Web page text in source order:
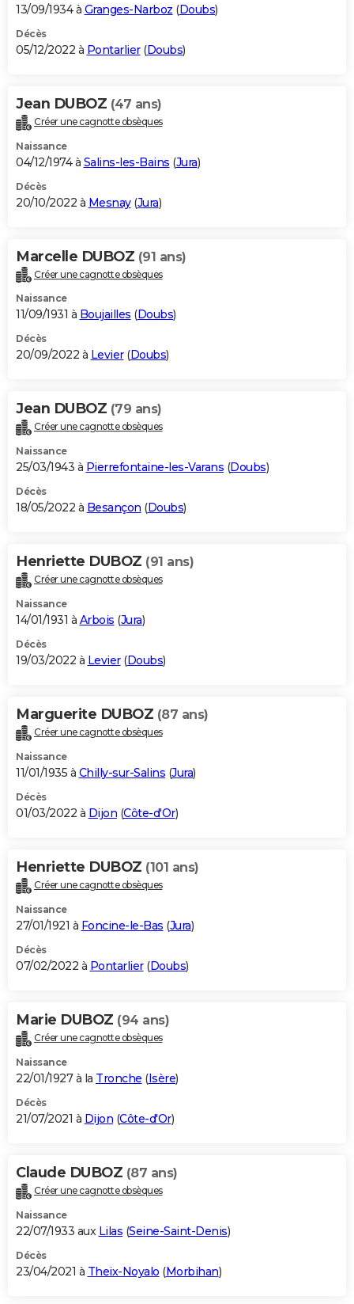
13/09/1934 à Granges-Narboz (Doubs)
Décès
05/12/2022 à Pontarlier(Doubs)
Jean DUBOZ (47 ans)
Créer une cagnotte obsèques
Naissance
04/12/1974 à Salins-les-Bains (Jura)
Décès
20/10/2022 à Mesnay(Jura)
Marcelle DUBOZ (91 ans)
Créer une cagnotte obsèques
Naissance
11/09/1931 à Boujailles (Doubs)
Décès
20/09/2022 à Levier(Doubs)
Jean DUBOZ (79 ans)
Créer une cagnotte obsèques
Naissance
25/03/1943 à Pierrefontaine-les-Varans (Doubs)
Décès
18/05/2022 à Besançon (Doubs)
Henriette DUBOZ (91 ans)
Créer une cagnotte obsèques
Naissance
14/01/1931 à Arbois (Jura)
Décès
19/03/2022 à Levier(Doubs)
Marguerite DUBOZ (87 ans)
Créer une cagnotte obsèques
Naissance
11/01/1935 à Chilly-sur-Salins (Jura)
Décès
01/03/2022 à Dijon (Côte-d'Or)
Henriette DUBOZ (101 ans)
Créer une cagnotte obsèques
Naissance
27/01/1921 à Foncine-le-Bas (Jura)
Décès
07/02/2022 à Pontarlier(Doubs)
Marie DUBOZ (94 ans)
Créer une cagnotte obsèques
Naissance
22/01/1927 à la Tronche (Isère)
Décès
21/07/2021 à Dijon (Côte-d'Or)
Claude DUBOZ (87 ans)
Créer une cagnotte obsèques
Naissance
22/07/1933 aux Lilas (Seine-Saint-Denis)
Décès
23/04/2021 à Theix-Noyalo (Morbihan)